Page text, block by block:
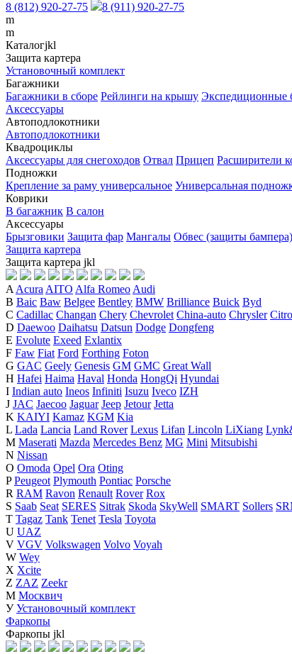
8 (812) 920-27-75
8 (911) 920-27-75
m
m
Каталогjkl
Защита картера
Установочный комплект
Багажники
Багажники в сборе Рейлинги на крышу Экспедиционные
Аксессуары
Автоподлокотники
Автоподлокотники
Квадроциклы
Аксессуары для снегоходов Отвал Прицеп Расширители
Подножки
Крепление за раму универсальное Универсальная
Коврики
В багажник В салон
Аксессуары
Брызговики Защита фар Мангалы Обвес (защиты бампера)
Защита картера
Защита картера jkl
AAcuraAITO Alfa RomeoAudi
B Baic Baw Belgee Bentley BMW Brilliance Buick Byd
C Cadillac Changan Chery Chevrolet China-auto Chrysler
D Daewoo Daihatsu Datsun Dodge Dongfeng
E Evolute Exeed Exlantix
F Faw Fiat Ford Forthing Foton
G GAC Geely Genesis GM GMC Great Wall
H Hafei Haima Haval Honda HongQi Hyundai
I Indian auto Ineos Infiniti Isuzu Iveco IZH
J JAC Jaecoo Jaguar Jeep Jetour Jetta
K KAIYI Kamaz KGM Kia
L Lada Lancia Land Rover Lexus Lifan Lincoln LiXiang
M Maserati Mazda Mercedes Benz MG Mini Mitsubishi
N Nissan
O Omoda Opel Ora Oting
P Peugeot Plymouth Pontiac Porsche
R RAM Ravon Renault Rover Rox
S Saab Seat SERES Sitrak Skoda SkyWell SMART Sollers
T Tagaz Tank Tenet Tesla Toyota
U UAZ
V VGV Volkswagen Volvo Voyah
W Wey
X Xcite
Z ZAZ Zeekr
М Москвич
У Установочный комплект
Фаркопы
Фаркопы jkl